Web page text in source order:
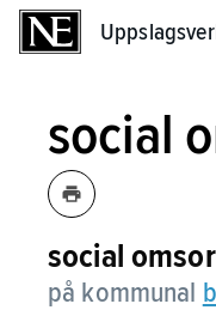
social
social
på kommunal